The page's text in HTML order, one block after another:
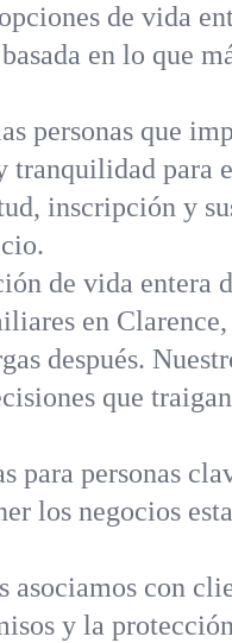
de vida
en lo que
personas que
tranquilidad para
inscripción y
de vida entera
en
después.
que
para personas
los negocios
con
y la